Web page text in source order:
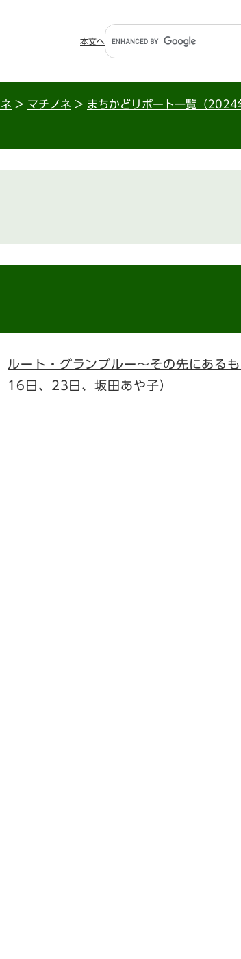
本文へ
G
o
g
ス
> マチノネ > まちかどリポート一覧（2024
ルート・グランブルー～その先にある
16日、23日、坂田あや子）